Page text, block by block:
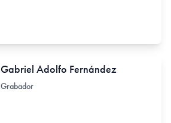
Gabriel Adolfo Fernández
Grabador